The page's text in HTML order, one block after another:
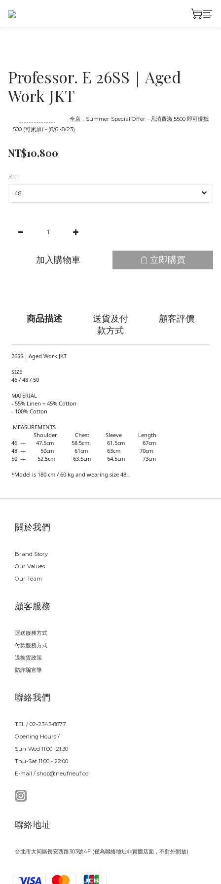
Professor. E 26SS｜Aged
Work JKT
全店，Summer Special Offer - 凡消費滿 5500 即可現抵
500 (可累加) - (8/6~8/23)
NT$10,800
尺寸
加入購物車 立即購買
商品描述
送貨及付
款方式
顧客評價
26SS｜Aged Work JKT
SIZE
46 / 48 / 50
MATERIAL
- 55% Linen + 45% Cotton
- 100% Cotton
MEASUREMENTS
Shoulder Chest Sleeve Length
46 — 47.5cm 58.5cm 61.5cm 67cm
48 — 50cm 61cm 63cm 70cm
50 — 52.5cm 63.5cm 64.5cm 73cm
*Model is 180 cm / 60 kg and wearing size 48.
關於我們
Brand Story
Our Values
Our Team
顧客服務
運送服務方式
付款服務方式
退換貨政策
防詐騙宣導
聯絡我們
TEL / 02-2345-8877
Opening Hours /
Sun-Wed 11:00 -21:30
Thu-Sat 11:00 - 22:00
E-mail / shop@neufneuf.co
聯絡地址
台北市大同區長安西路303號4F (僅為聯絡地址非實體店面，不對外開放)